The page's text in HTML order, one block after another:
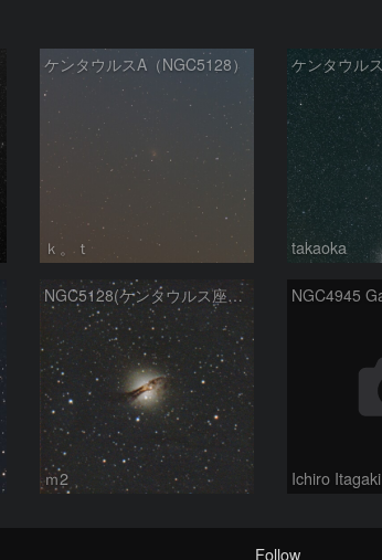
ケンタウルスA（NGC5128）
ｋ。ｔ takaoka
NGC5128(ケンタウルス座A）
ｍ2 Ichiro Itagaki
Follow